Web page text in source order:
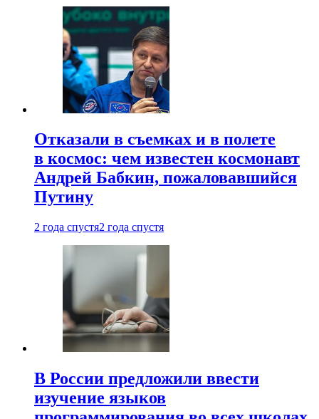
Отказали в съемках и в полете
в космос: чем известен космонавт
Андрей Бабкин, пожаловавшийся
Путину
2 года спустя2 года спустя
В России предложили ввести
изучение языков